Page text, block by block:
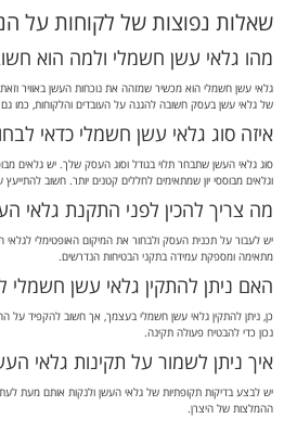
איזה סוג גלאי עשן חשמלי כדאי
וגלאים מבוססי יון שמתאימים לחללים קטנים יותר. חשוב
מה צריך להכין לפני התקנת גלאי
מתאימה ומספקת עמידה בתקני הבטיחות הנדרשים.
האם ניתן להתקין גלאי עשן חשמלי
נכון כדי להבטיח פעולה תקינה.
איך ניתן לשמור על תקינות גלאי
ההמלצות של היצרן.
עמית מתן - חשמלאי מוסמך